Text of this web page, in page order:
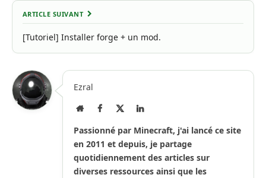
ARTICLE SUIVANT
[Tutoriel] Installer forge + un mod.
Ezral
Site
Facebook
X
LinkedIn
Passionné par Minecraft, j'ai lancé ce site
en 2011 et depuis, je partage
quotidiennement des articles sur
diverses ressources ainsi que les